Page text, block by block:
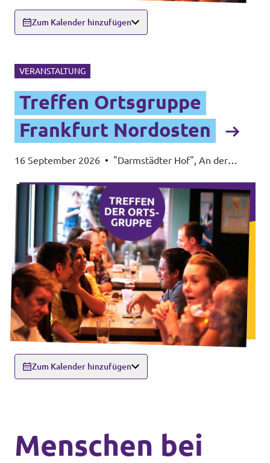
Zum Kalender hinzufügen
VERANSTALTUNG
Treffen Ortsgruppe
Frankfurt Nordosten
16 September 2026 • "Darmstädter Hof", An der
Zum Kalender hinzufügen
Menschen bei